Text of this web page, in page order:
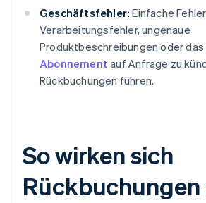
Geschäftsfehler: Einfache
Verarbeitungsfehler, ungenaue
Produktbeschreibungen oder das
Abonnement auf Anfrage zu
Rückbuchungen führen.
So wirken sich
Rückbuchungen